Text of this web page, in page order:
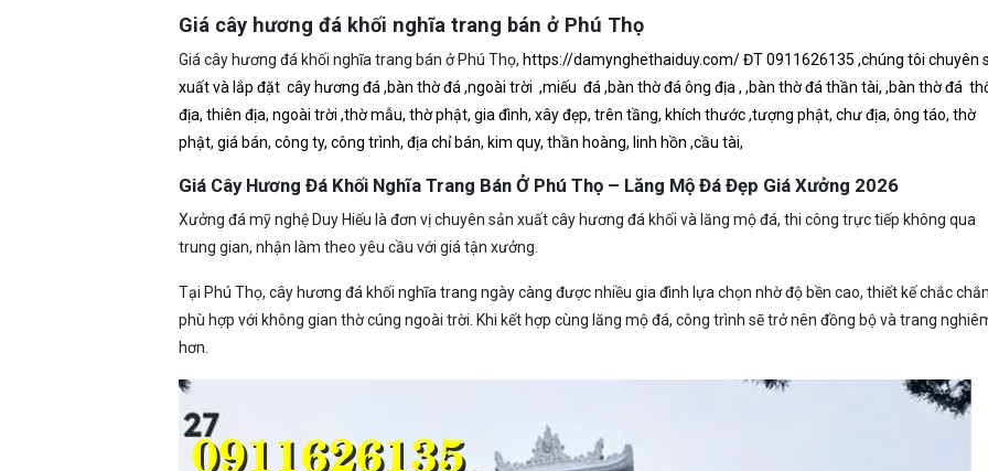
Giá cây hương đá khối nghĩa trang bán ở Phú Thọ
Giá cây hương đá khối nghĩa trang bán ở Phú Thọ, https://damynghethaiduy.com/ ĐT 0911626135 ,chúng tôi chuyên
xuất và lắp đặt cây hương đá ,bàn thờ đá ,ngoài trời ,miếu đá ,bàn thờ đá ông địa , ,bàn thờ đá thần tài, ,bàn thờ đá
địa, thiên địa, ngoài trời ,thờ mẫu, thờ phật, gia đình, xây đẹp, trên tầng, khích thước ,tượng phật, chư địa, ông táo, thờ
phật, giá bán, công ty, công trình, địa chỉ bán, kim quy, thần hoàng, linh hồn ,cầu tài,
Giá Cây Hương Đá Khối Nghĩa Trang Bán Ở Phú Thọ – Lăng Mộ Đá Đẹp Giá Xưởng 2026
Xưởng đá mỹ nghệ Duy Hiếu là đơn vị chuyên sản xuất cây hương đá khối và lăng mộ đá, thi công trực tiếp không qua
trung gian, nhận làm theo yêu cầu với giá tận xưởng.
Tại Phú Thọ, cây hương đá khối nghĩa trang ngày càng được nhiều gia đình lựa chọn nhờ độ bền cao, thiết kế chắc
phù hợp với không gian thờ cúng ngoài trời. Khi kết hợp cùng lăng mộ đá, công trình sẽ trở nên đồng bộ và trang
hơn.